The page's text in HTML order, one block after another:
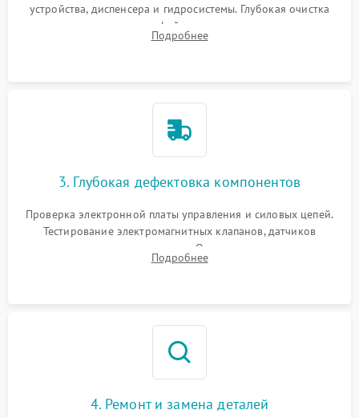
устройства, диспенсера и гидросистемы. Глубокая очистка
внутренних узлов от кофейных масел, жмыха и накипи.
Промывка дренажных каналов и фильтров с использованием
Подробнее
3. Глубокая дефектовка компонентов
Проверка электронной платы управления и силовых цепей.
Тестирование электромагнитных клапанов, датчиков
температуры и расходомера. Оценка степени износа
жерновов кофемолки, уплотнительных колец гидросистемы
Подробнее
4. Ремонт и замена деталей